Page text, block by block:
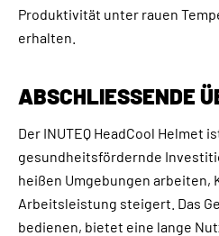
Produktivität unter rauen
erhalten.
ABSCHLIESSENDE
Der INUTEQ HeadCool Helmet
gesundheitsfördernde
heißen Umgebungen arbeiten,
Arbeitsleistung steigert. Das
bedienen, bietet eine lange